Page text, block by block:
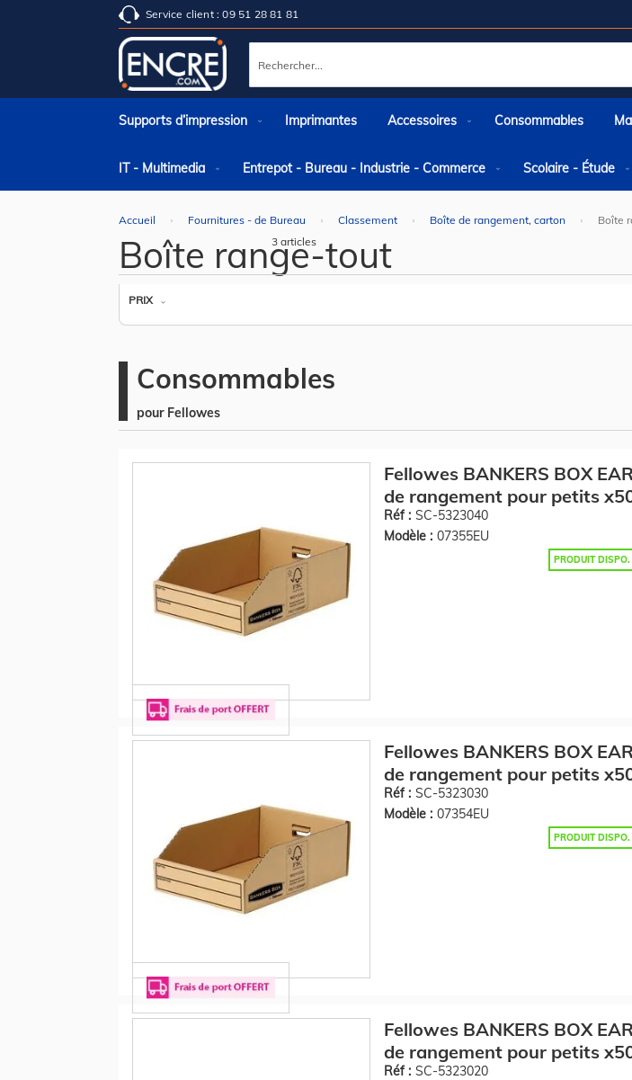
Service client : 09 51 28 81 81
Rechercher
Supports d’impression Imprimantes Accessoires Consommables
IT - Multimedia Entrepot - Bureau - Industrie - Commerce Scolaire - Étude
Accueil Fournitures - de Bureau Classement Boîte de rangement, carton Boîte
Boîte range-tout
PRIX
3 articles
Consommables
pour Fellowes
Fellowes BANKERS BOX
de rangement pour petits
Réf : SC-5323040
Modèle : 07355EU
PRODUIT
Fellowes BANKERS BOX
de rangement pour petits
Réf : SC-5323030
Modèle : 07354EU
PRODUIT
Fellowes BANKERS BOX
de rangement pour petits
Réf : SC-5323020